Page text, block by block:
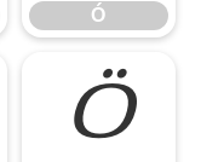
Ó
Ö